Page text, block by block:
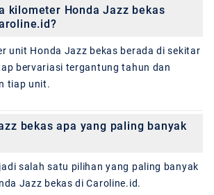
kilometer Honda Jazz bekas
unit Honda Jazz bekas berada di sekitar
bervariasi tergantung tahun dan
tiap unit.
bekas apa yang paling banyak
salah satu pilihan yang paling banyak
Jazz bekas di Caroline.id.